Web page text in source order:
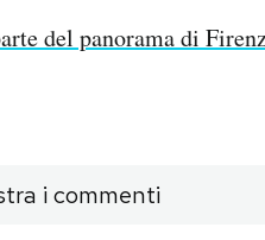
del panorama di
i commenti